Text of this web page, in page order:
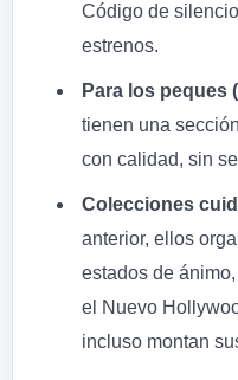
Código de
estrenos.
Para los peques
tienen una
con calidad, sin
Colecciones
anterior, ellos
estados de
el Nuevo
incluso montan